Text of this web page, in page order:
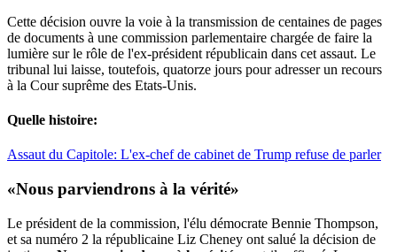
Cette décision ouvre la voie à la transmission de centaines de pages
de documents à une commission parlementaire chargée de faire la
lumière sur le rôle de l'ex-président républicain dans cet assaut. Le
tribunal lui laisse, toutefois, quatorze jours pour adresser un recours
à la Cour suprême des Etats-Unis.
Quelle histoire:
Assaut du Capitole: L'ex-chef de cabinet de Trump refuse de parler
«Nous parviendrons à la vérité»
Le président de la commission, l'élu démocrate Bennie Thompson,
et sa numéro 2 la républicaine Liz Cheney ont salué la décision de